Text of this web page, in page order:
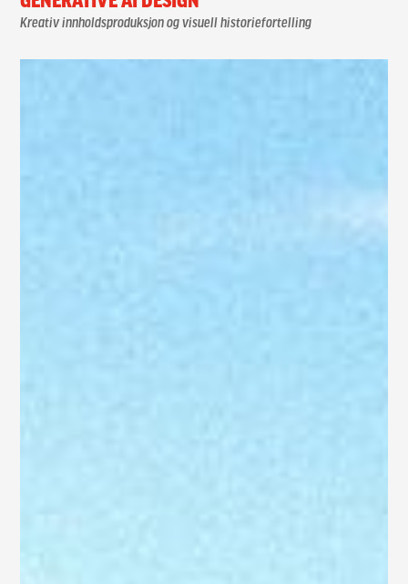
Kreativ innholdsproduksjon og visuell historiefortelling